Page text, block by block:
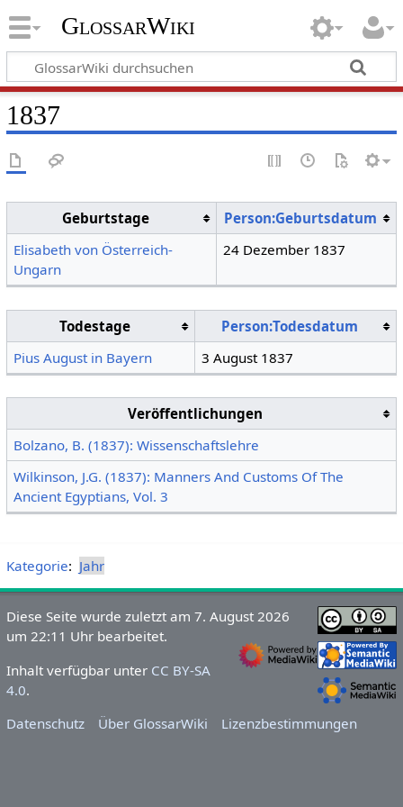
GlossarWiki
1837
Geburtstage
Person:Geburtsdatum
Elisabeth von Österreich-
Ungarn
24 Dezember 1837
Todestage
Person:Todesdatum
Pius August in Bayern
3 August 1837
Veröffentlichungen
Bolzano, B. (1837): Wissenschaftslehre
Wilkinson, J.G. (1837): Manners And Customs Of The
Ancient Egyptians, Vol. 3
Kategorie: Jahr
Diese Seite wurde zuletzt am 7. August 2026
um 22:11 Uhr bearbeitet.
Inhalt verfügbar unter CC BY-SA
4.0.
Datenschutz
Über GlossarWiki Lizenzbestimmungen